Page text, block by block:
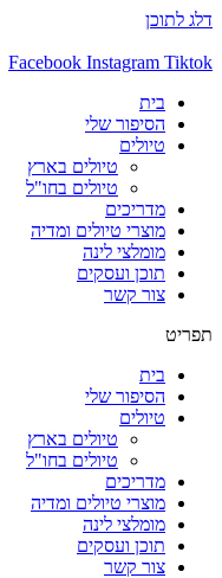
דלג לתוכן
Facebook Instagram Tiktok
בית
הסיפור שלי
טיולים
טיולים בארץ
טיולים בחו"ל
מדריכים
מוצרי טיולים ומדיה
מומלצי לינה
תוכן ועסקים
צור קשר
תפריט
בית
הסיפור שלי
טיולים
טיולים בארץ
טיולים בחו"ל
מדריכים
מוצרי טיולים ומדיה
מומלצי לינה
תוכן ועסקים
צור קשר